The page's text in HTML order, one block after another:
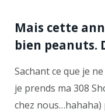
Mais cette
bien peanuts.
Sachant ce que je
je prends ma 308
chez nous…hahaha)